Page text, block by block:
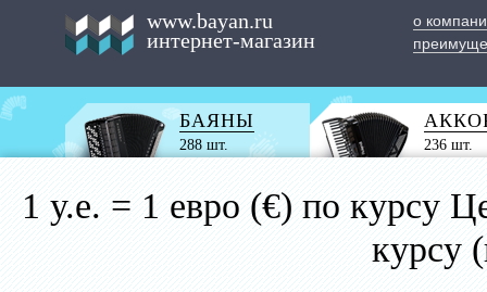
www.bayan.ru
интернет-магазин
о
БАЯНЫ
288 шт. 236 шт.
1 у.е. = 1 евро (€) по курсу
курсу